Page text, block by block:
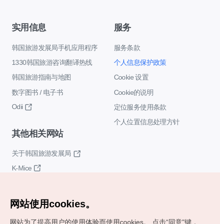
实用信息
韩国旅游发展局手机应用程序
1330韩国旅游咨询翻译热线
韩国旅游指南与地图
数字图书 / 电子书
Odii
服务
服务条款
个人信息保护政策
Cookie 设置
Cookie的说明
定位服务使用条款
个人位置信息处理方针
其他相关网站
关于韩国旅游发展局
K-Mice
网站使用cookies。
网站为了提高用户的使用体验而使用cookies。 点击“同意"键，